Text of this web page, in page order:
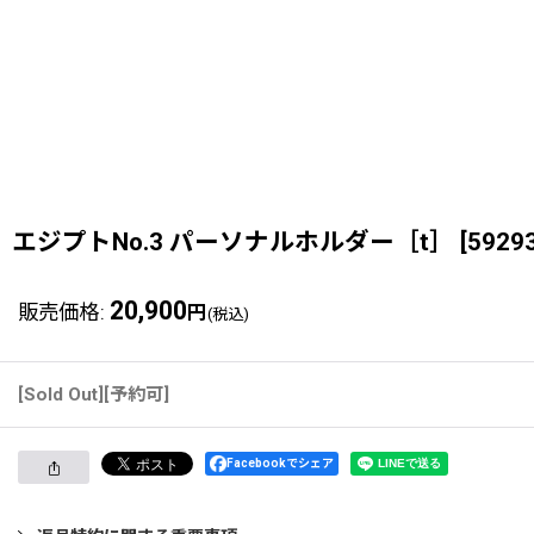
エジプトNo.3 パーソナルホルダー［t］ [
販売価格: 20,900 円 (税込)
[Sold Out][予約可]
Facebookでシェア